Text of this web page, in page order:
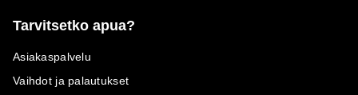
Tarvitsetko apua?
Asiakaspalvelu
Vaihdot ja palautukset